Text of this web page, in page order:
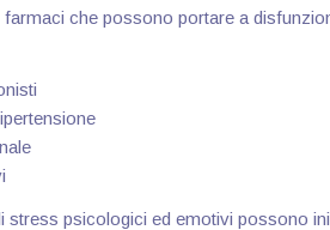
farmaci che possono portare a
stress psicologici ed emotivi possono